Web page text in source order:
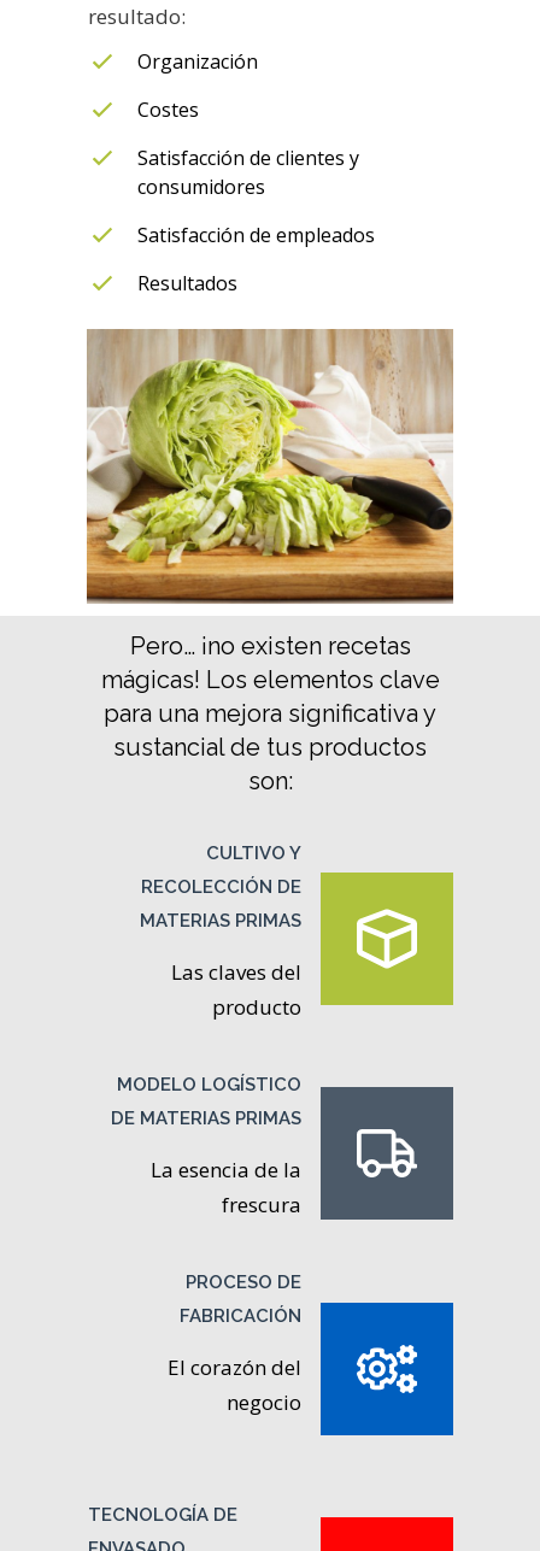
resultado:
Organización
Costes
Satisfacción de clientes y
consumidores
Satisfacción de empleados
Resultados
Pero… ¡no existen recetas
mágicas! Los elementos clave
para una mejora significativa y
sustancial de tus productos
son:
CULTIVO Y
RECOLECCIÓN DE
MATERIAS PRIMAS
Las claves del
producto
MODELO LOGÍSTICO
DE MATERIAS PRIMAS
La esencia de la
frescura
PROCESO DE
FABRICACIÓN
El corazón del
negocio
TECNOLOGÍA DE